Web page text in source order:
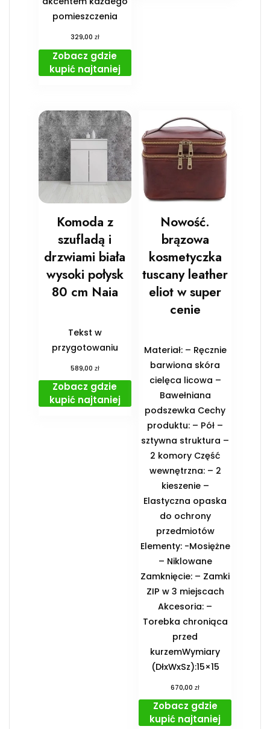
pomieszczenia
329,00 zł
Zobacz gdzie
kupić najtaniej
Komoda z
szufladą i
drzwiami biała
wysoki połysk
80 cm Naia
Tekst w
przygotowaniu
589,00 zł
Zobacz gdzie
kupić najtaniej
Nowość.
brązowa
kosmetyczka
tuscany leather
eliot w super
cenie
Materiał: – Ręcznie
barwiona skóra
cielęca licowa –
Bawełniana
podszewka Cechy
produktu: – Pół –
sztywna struktura –
2 komory Część
wewnętrzna: – 2
kieszenie –
Elastyczna opaska
do ochrony
przedmiotów
Elementy: -Mosiężne
– Niklowane
Zamknięcie: – Zamki
ZIP w 3 miejscach
Akcesoria: –
Torebka chroniąca
przed
kurzemWymiary
(DłxWxSz):15×15
670,00zł
Zobacz gdzie
kupić najtaniej